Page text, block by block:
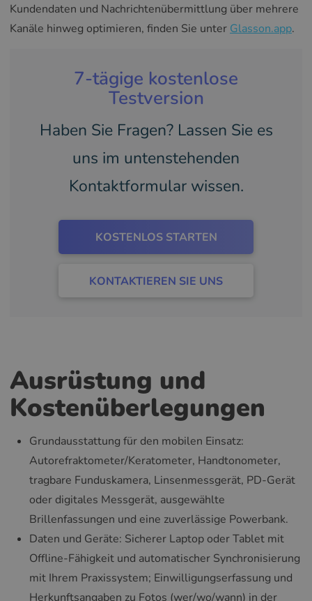
Kundendaten und Nachrichtenübermittlung über mehrere
Kanäle hinweg optimieren, finden Sie unter Glasson.app.
7-tägige kostenlose
Testversion
Haben Sie Fragen? Lassen Sie es
uns im untenstehenden
Kontaktformular wissen.
KOSTENLOS STARTEN
KONTAKTIEREN SIE UNS
Ausrüstung und
Kostenüberlegungen
Grundausstattung für den mobilen Einsatz:
Autorefraktometer/Keratometer, Handtonometer,
tragbare Funduskamera, Linsenmessgerät, PD-Gerät
oder digitales Messgerät, ausgewählte
Brillenfassungen und eine zuverlässige Powerbank.
Daten und Geräte: Sicherer Laptop oder Tablet mit
Offline-Fähigkeit und automatischer Synchronisierung
mit Ihrem Praxissystem; Einwilligungserfassung und
Herkunftsangaben zu Fotos (wer/wo/wann) in der
RUSSIAN